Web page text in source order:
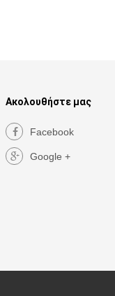
Ακολουθήστε μας
Facebook
Google +